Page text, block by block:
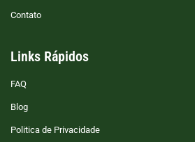
Contato
Links Rápidos
FAQ
Blog
Politica de Privacidade